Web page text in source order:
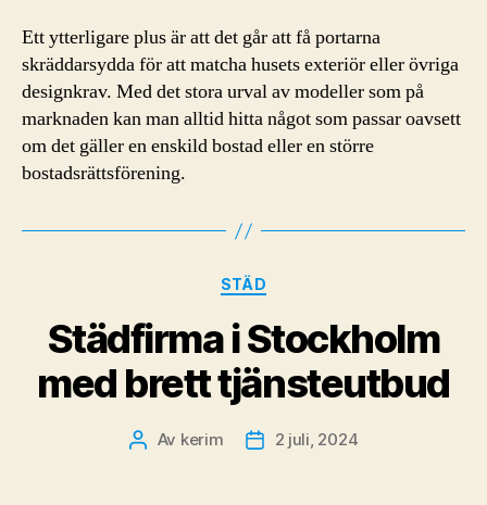
Ett ytterligare plus är att det går att få portarna
skräddarsydda för att matcha husets exteriör eller övriga
designkrav. Med det stora urval av modeller som på
marknaden kan man alltid hitta något som passar oavsett
om det gäller en enskild bostad eller en större
bostadsrättsförening.
Kategorier
STÄD
Städfirma i Stockholm
med brett tjänsteutbud
Inläggsförfattare
Av kerim Inläggsdatum
2 juli, 2024